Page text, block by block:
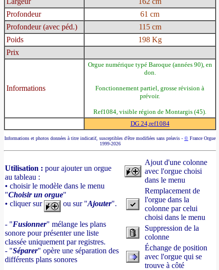
Profondeur
61 cm
Profondeur (avec péd.)
115 cm
Poids
198 Kg
Prix
Informations
Orgue numérique typé Baroque (années 90), en
don.
Fonctionnement partiel, grosse révision à
prévoir.
Ref1084, visible région de Montargis (45).
DG 24,ref1084
Informations et photos données à titre indicatif, susceptibles d'être modifiées sans préavis - © France Orgue
1999-2026
Utilisation : pour ajouter un orgue
au tableau :
• choisir le modèle dans le menu
"Choisir un orgue"
• cliquer sur
ou sur "Ajouter".
- "Fusionner" mélange les plans
sonore pour présenter une liste
classée uniquement par registres.
- "Séparer" opère une séparation des
différents plans sonores
Ajout d'une colonne
avec l'orgue choisi
dans le menu
Remplacement de
l'orgue dans la
colonne par celui
choisi dans le menu
Suppression de la
colonne
Échange de position
avec l'orgue qui se
trouve à côté